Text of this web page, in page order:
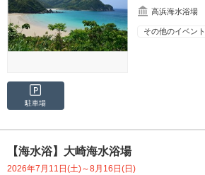
高浜海水浴場
その他のイベント
駐車場
【海水浴】大崎海水浴場
2026年7月11日(土)～8月16日(日)